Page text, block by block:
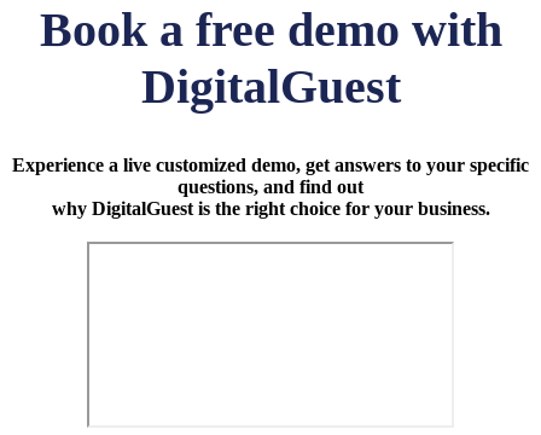
Book a free demo with
DigitalGuest
Experience a live customized demo, get answers to your specific
questions, and find out
why DigitalGuest is the right choice for your business.